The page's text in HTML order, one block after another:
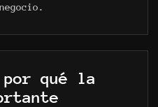
por qué la